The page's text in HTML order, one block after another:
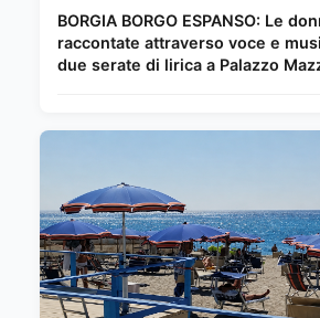
BORGIA BORGO ESPANSO: Le
raccontate attraverso voce e
due serate di lirica a Palazzo